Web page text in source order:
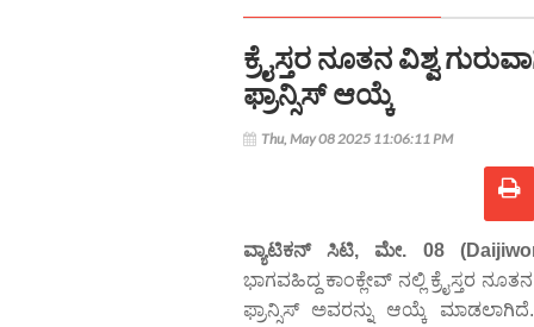
ಕ್ರೈಸ್ತರ ನೂತನ ವಿಶ್ವ
ಫ್ರಾನ್ಸಿಸ್ ಆಯ್ಕೆ
Thu, May 08 2025 11:06:11 PM
ವ್ಯಾಟಿಕನ್ ಸಿಟಿ, ಮೇ. 08
ಭಾಗವಹಿದ್ದ ಕಾಂಕ್ಲೇವ್ ನಲ್ಲಿ ಕ್ರೈಸ್ತರ
ಫ್ರಾನ್ಸಿಸ್ ಅವರನ್ನು ಆಯ್ಕೆ